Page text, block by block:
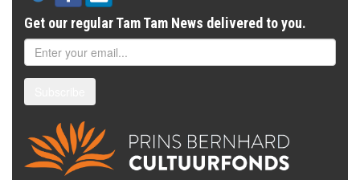
Get our regular Tam Tam News delivered to you.